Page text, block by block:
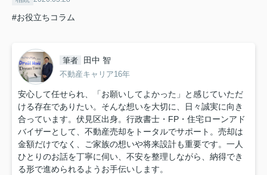
#お役立ちコラム
筆者 田中 智
不動産キャリア16年
安心して任せられ、「お願いしてよかった」と感じていただ
ける存在でありたい。そんな想いを大切に、日々誠実に向き
合っています。伏見区出身。行政書士・FP・住宅ローンアド
バイザーとして、不動産売却をトータルでサポート。売却は
金額だけでなく、ご家族の想いや将来設計も重要です。一人
ひとりのお話を丁寧に伺い、不安を整理しながら、納得でき
る形で進められるようお手伝いします。